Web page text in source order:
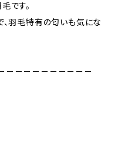
です。
羽毛特有の匂いも気にな
－－－－－－－－－－